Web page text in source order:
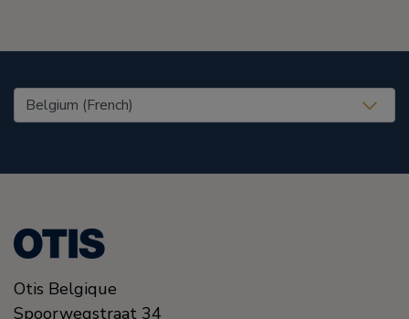
United States (EN)
Otis Belgique
Spoorwegstraat 34